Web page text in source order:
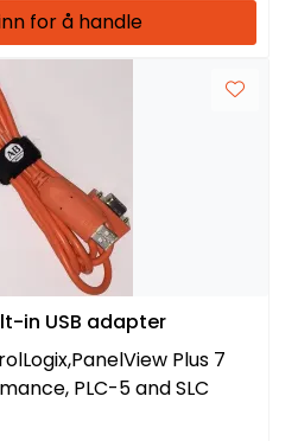
for å handle
in USB adapter
Plus 7
PLC-5 and SLC